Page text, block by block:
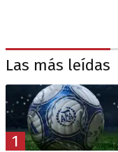
Las más leídas
1